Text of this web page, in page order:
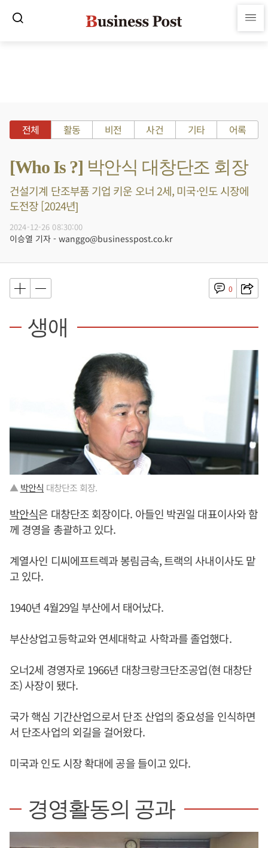
전체 활동 비전 사건 기타 어록
[Who Is ?] 박안식 대창단조 회장
건설기계 단조부품 기업 키운 오너 2세, 미국·인도 시장에
도전장 [2024년]
2024-12-26 08:30:00
이승열 기자 - wanggo@businesspost.co.kr
0
생애
▲ 박안식 대창단조 회장.
박안식은 대창단조 회장이다. 아들인 박권일 대표이사와 함
께 경영을 총괄하고 있다.
계열사인 디씨에프트렉과 봉림금속, 트랙의 사내이사도 맡
고 있다.
1940년 4월29일 부산에서 태어났다.
부산상업고등학교와 연세대학교 사학과를 졸업했다.
오너2세 경영자로 1966년 대창크랑크단조공업(현 대창단
조) 사장이 됐다.
국가 핵심 기간산업으로서 단조 산업의 중요성을 인식하면
서 단조사업의 외길을 걸어왔다.
미국과 인도 시장 확대에 공을 들이고 있다.
경영활동의 공과